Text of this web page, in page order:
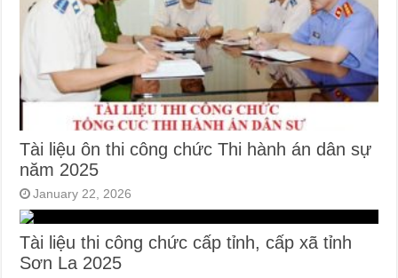
Tài liệu ôn thi công chức Thi hành án dân sự
năm 2025
January 22, 2026
Tài liệu thi công chức cấp tỉnh, cấp xã tỉnh
Sơn La 2025